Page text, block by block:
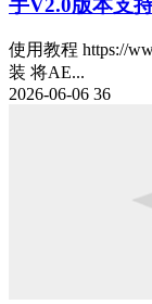
使用教程 https://
装 将AE...
2026-06-06 36